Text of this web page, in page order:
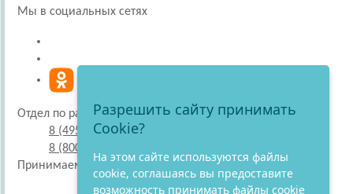
Мы в социальных сетях
Отдел по работе с покупателями
8 (495) 220-51-30
8 (800) 707-27-19
Принимаем к оплате
Разрешить сайту принимать
Cookie?
На этом сайте используются файлы
cookie, соглашаясь вы предоставите
возможность принимать файлы cookie